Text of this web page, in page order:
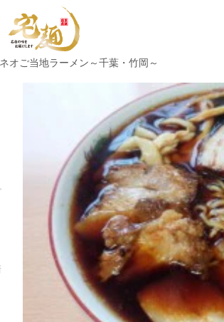
オご当地ラーメン～千葉・竹岡～